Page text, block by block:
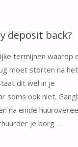
deposit back?
termijnen waarop
moet storten na
dit wel in je
soms ook niet.
na einde
je borg …